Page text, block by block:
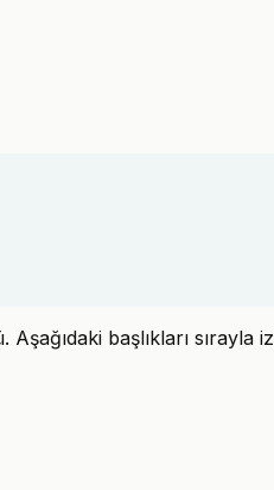
Aşağıdaki başlıkları